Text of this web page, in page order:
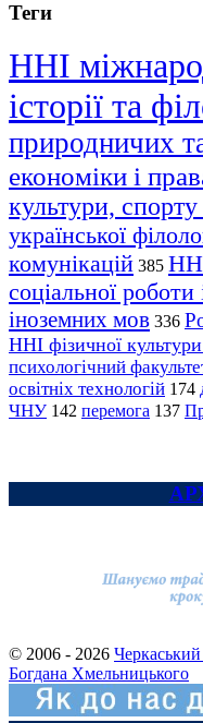
Теги
ННІ
історії та
природничих
економіки і
культури, спорту
української
комунікацій 385
соціальної
іноземних мов 336
ННІ фізичної
психологічний
освітніх технологій 174
ЧНУ 142 перемога 137
© 2006 - 2026 Черкаський
Богдана Хмельницького